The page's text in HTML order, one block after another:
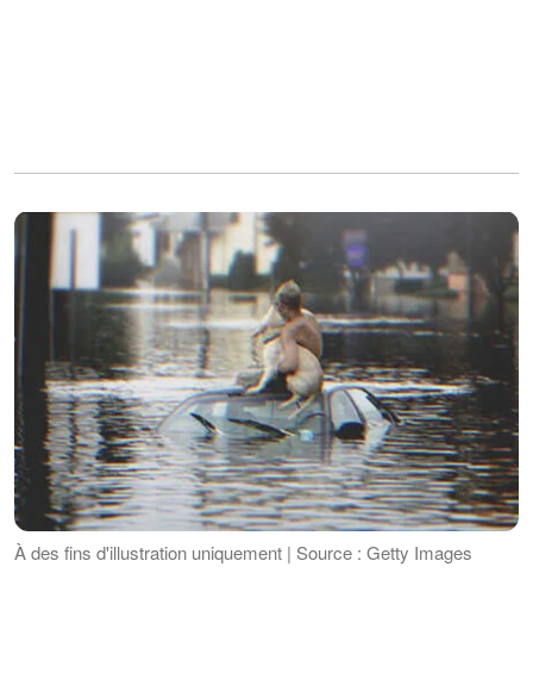
À des fins d'illustration uniquement | Source : Getty Images